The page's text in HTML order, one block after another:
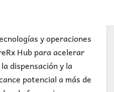
y operaciones
Hub para acelerar
dispensación y la
potencial a más de